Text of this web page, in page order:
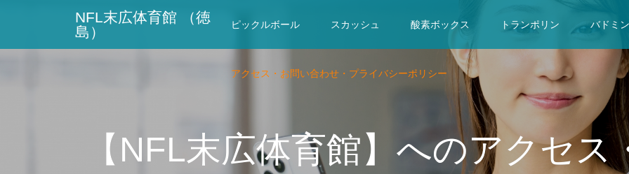
NFL末広体育館 （徳
島）
ピックルボール スカッシュ 酸素ボックス トランポリン バドミ
アクセス・お問い合わせ・プライバシーポリシー
【NFL末広体育館】へのアクセ